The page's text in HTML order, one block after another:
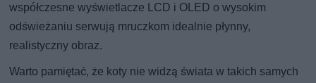
współczesne wyświetlacze LCD i OLED o wysokim
odświeżaniu serwują mruczkom idealnie płynny,
realistyczny obraz.
Warto pamiętać, że koty nie widzą świata w takich samych